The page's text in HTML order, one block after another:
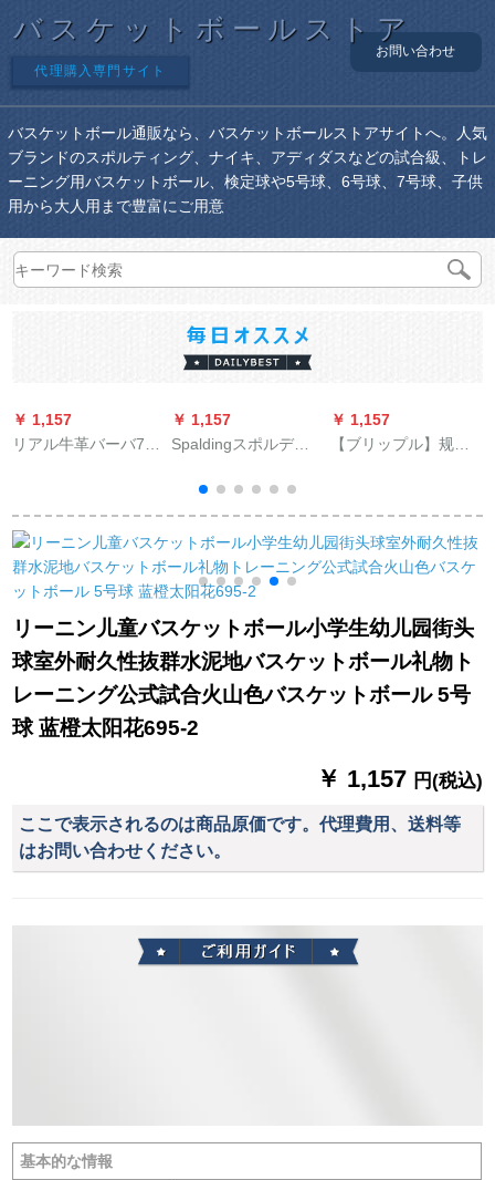
バスケットボールストア
代理購入専門サイト
お問い合わせ
バスケットボール通販なら、バスケットボールストアサイトへ。人気
ブランドのスポルティング、ナイキ、アディダスなどの試合級、トレ
ーニング用バスケットボール、検定球や5号球、6号球、7号球、子供
用から大人用まで豊富にご用意
￥ 1,157
リアル牛革バーバ7号
バーボックスボック
スボックスボックス
ボックス1-1室内ボッ
クスボックスボック
ス
￥ 1,157
Spaldingスポルディ
カラドリール屋内外
公式试合バケド
￥ 1,157
【ブリップル】规格
に、蛍光バージグル
ープの耐久性を抜粋
します。
リーニン儿童バスケットボール小学生幼儿园街头
球室外耐久性抜群水泥地バスケットボール礼物ト
レーニング公式試合火山色バスケットボール 5号
球 蓝橙太阳花695-2
￥ 1,157 円(税込)
ここで表示されるのは商品原価です。代理費用、送料等
はお問い合わせください。
基本的な情報